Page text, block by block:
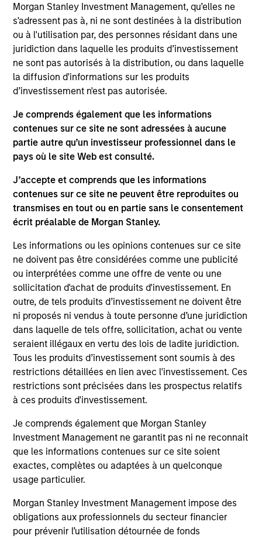
Morgan Stanley Investment Management, qu’elles ne
s'adressent pas à, ni ne sont destinées à la distribution
ou à l'utilisation par, des personnes résidant dans une
juridiction dans laquelle les produits d’investissement
ne sont pas autorisés à la distribution, ou dans laquelle
la diffusion d'informations sur les produits
d’investissement n'est pas autorisée.
Je comprends également que les informations
contenues sur ce site ne sont adressées à aucune
partie autre qu’un investisseur professionnel dans le
pays où le site Web est consulté.
J’accepte et comprends que les informations
contenues sur ce site ne peuvent être reproduites ou
transmises en tout ou en partie sans le consentement
écrit préalable de Morgan Stanley.
Les informations ou les opinions contenues sur ce site
ne doivent pas être considérées comme une publicité
ou interprétées comme une offre de vente ou une
sollicitation d'achat de produits d'investissement. En
outre, de tels produits d’investissement ne doivent être
ni proposés ni vendus à toute personne d’une juridiction
dans laquelle de tels offre, sollicitation, achat ou vente
seraient illégaux en vertu des lois de ladite juridiction.
Tous les produits d’investissement sont soumis à des
restrictions détaillées en lien avec l'investissement. Ces
restrictions sont précisées dans les prospectus relatifs
à ces produits d'investissement.
Je comprends également que Morgan Stanley
Investment Management ne garantit pas ni ne reconnait
que les informations contenues sur ce site soient
exactes, complètes ou adaptées à un quelconque
usage particulier.
Morgan Stanley Investment Management impose des
obligations aux professionnels du secteur financier
pour prévenir l’utilisation détournée de fonds
management for Eaton Vance growth equity
strategies and several closed end funds. In
addition, he covers the communication services
and software industries. He joined Eaton Vance in
2001, and Morgan Stanley following its March 2021
acquisition of Eaton Vance. Doug also served as a
nuclear submarine officer in the United States Navy
and Naval Reserves, separating at the rank of
Lieutenant Commander. Doug earned a B.S. in
Systems Engineering, with merit, from the United
States Naval Academy and an MBA from Harvard
Technician (CMT®) designation and is a CFA
charterholder.
Team Insights
2026 Russell Reconstitution: A New
Lens on Growth, Value and Active
Management
The 2026 Russell Reconstitution highlights a
broader shift in today’s market: the traditional
lines between Growth and Value are becoming
less distinct. Learn what Eaton Vance
investment teams think that means for